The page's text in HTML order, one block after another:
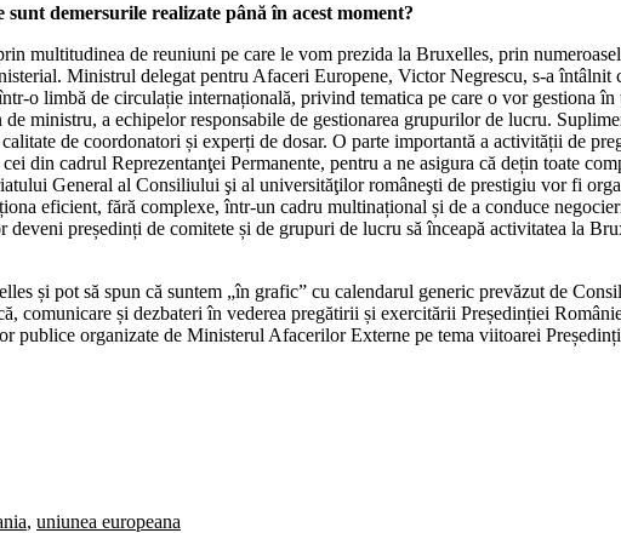
demersurile realizate până în acest moment?
multitudinea de reuniuni pe care le vom prezida la Bruxelles, prin
Ministrul delegat pentru Afaceri Europene, Victor Negrescu, s-a întâlnit
o limbă de circulație internațională, privind tematica pe care o vor gestiona
ministru, a echipelor responsabile de gestionarea grupurilor de lucru.
de coordonatori și experți de dosar. O parte importantă a activității de
din cadrul Reprezentanţei Permanente, pentru a ne asigura că dețin toate
General al Consiliului şi al universităţilor româneşti de prestigiu vor fi
eficient, fără complexe, într-un cadru multinațional și de a conduce
președinți de comitete și de grupuri de lucru să înceapă activitatea la
și pot să spun că suntem „în grafic” cu calendarul generic prevăzut de
comunicare și dezbateri în vederea pregătirii și exercitării Președinției
publice organizate de Ministerul Afacerilor Externe pe tema viitoarei
, uniunea europeana